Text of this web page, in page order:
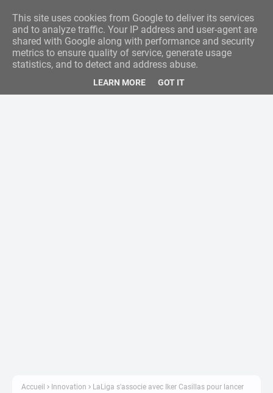
Accueil Innovation
LaLiga s'associe avec Iker Casillas pour lancer
This site uses cookies from Google to deliver its services
and to analyze traffic. Your IP address and user-agent are
shared with Google along with performance and security
metrics to ensure quality of service, generate usage
statistics, and to detect and address abuse.
LEARN MORE GOT IT